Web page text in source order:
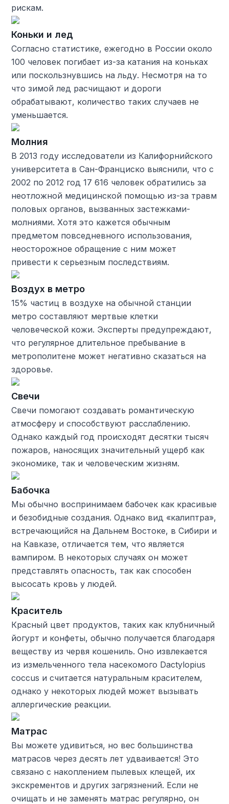
рискам.
Коньки и лед
Согласно статистике, ежегодно в России около
100 человек погибает из-за катания на коньках
или поскользнувшись на льду. Несмотря на то
что зимой лед расчищают и дороги
обрабатывают, количество таких случаев не
уменьшается.
Молния
В 2013 году исследователи из Калифорнийского
университета в Сан-Франциско выяснили, что с
2002 по 2012 год 17 616 человек обратились за
неотложной медицинской помощью из-за травм
половых органов, вызванных застежками-
молниями. Хотя это кажется обычным
предметом повседневного использования,
неосторожное обращение с ним может
привести к серьезным последствиям.
Воздух в метро
15% частиц в воздухе на обычной станции
метро составляют мертвые клетки
человеческой кожи. Эксперты предупреждают,
что регулярное длительное пребывание в
метрополитене может негативно сказаться на
здоровье.
Свечи
Свечи помогают создавать романтическую
атмосферу и способствуют расслаблению.
Однако каждый год происходят десятки тысяч
пожаров, наносящих значительный ущерб как
экономике, так и человеческим жизням.
Бабочка
Мы обычно воспринимаем бабочек как красивые
и безобидные создания. Однако вид «калиптра»,
встречающийся на Дальнем Востоке, в Сибири и
на Кавказе, отличается тем, что является
вампиром. В некоторых случаях он может
представлять опасность, так как способен
высосать кровь у людей.
Краситель
Красный цвет продуктов, таких как клубничный
йогурт и конфеты, обычно получается благодаря
веществу из червя кошениль. Оно извлекается
из измельченного тела насекомого Dactylopius
coccus и считается натуральным красителем,
однако у некоторых людей может вызывать
аллергические реакции.
Матрас
Вы можете удивиться, но вес большинства
матрасов через десять лет удваивается! Это
связано с накоплением пылевых клещей, их
экскрементов и других загрязнений. Если не
очищать и не заменять матрас регулярно, он